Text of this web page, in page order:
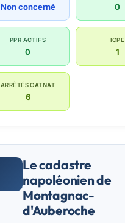
Non concerné 0
PPR ACTIFS
0
ICPE
1
ARRÊTÉS CATNAT
6
Le cadastre
napoléonien de
Montagnac-
d'Auberoche